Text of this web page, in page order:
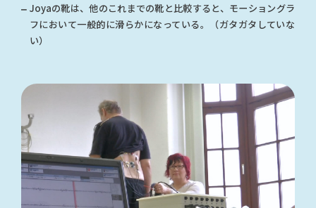
Joyaの靴は、他のこれまでの靴と比較すると、モーショングラ
フにおいて一般的に滑らかになっている。（ガタガタしていな
い）